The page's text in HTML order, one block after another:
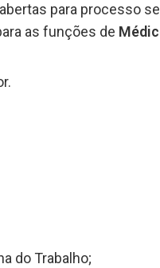
para processo
as funções de
do Trabalho;